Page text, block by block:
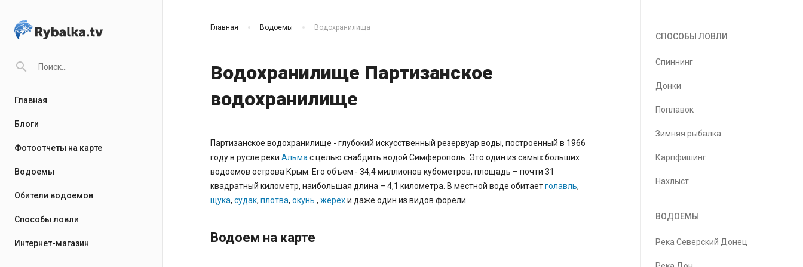
search
Главная
Блоги
Фотоотчеты на карте
Водоемы
Обители водоемов
Способы ловли
Интернет-магазин
Главная Водоемы Водохранилища
Водохранилище Партизанское
водохранилище
Партизанское водохранилище - глубокий искусственный резервуар воды, построенный в 1966
году в русле реки Альма с целью снабдить водой Симферополь. Это один из самых больших
водоемов острова Крым. Его объем - 34,4 миллионов кубометров, площадь – почти 31
квадратный километр, наибольшая длина – 4,1 километра. В местной воде обитаетголавль,
щука, судак, плотва, окунь , жерехи даже один из видов форели.
Водоем на карте
СПОСОБЫ ЛОВЛИ
Спиннинг
Донки
Поплавок
Зимняя рыбалка
Карпфишинг
Нахлыст
ВОДОЕМЫ
Река Северский Донец